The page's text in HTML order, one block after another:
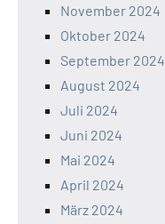
November 2024
Oktober 2024
September 2024
August 2024
Juli 2024
Juni 2024
Mai 2024
April 2024
März 2024